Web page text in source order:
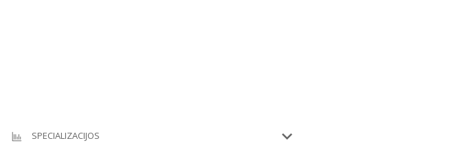
SPECIALIZACIJOS